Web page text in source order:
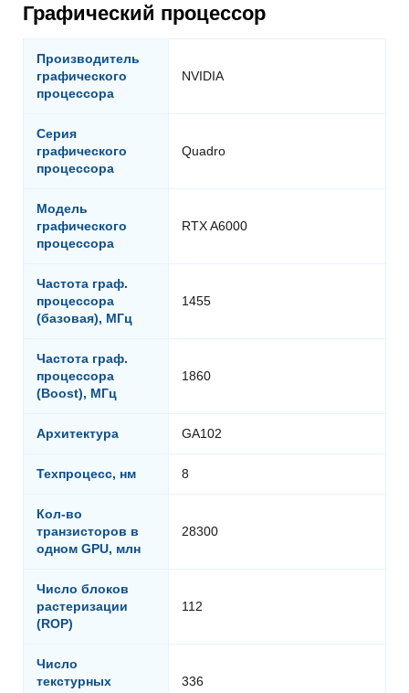
Графический процессор
Производитель
графического
процессора
NVIDIA
Серия
графического
процессора
Quadro
Модель
графического
процессора
RTX A6000
Частота граф.
процессора
(базовая), МГц
1455
Частота граф.
процессора
(Boost), МГц
1860
Архитектура GA102
Техпроцесс, нм 8
Кол-во
транзисторов в
одном GPU, млн
28300
Число блоков
растеризации
(ROP)
112
Число
текстурных
336